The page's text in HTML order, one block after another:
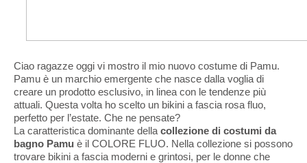
Ciao ragazze oggi vi mostro il mio nuovo costume di Pamu.
Pamu è un marchio emergente che nasce dalla voglia di
creare un prodotto esclusivo, in linea con le tendenze più
attuali. Questa volta ho scelto un bikini a fascia rosa fluo,
perfetto per l’estate. Che ne pensate?
La caratteristica dominante della collezione di costumi da
bagno Pamu è il COLORE FLUO. Nella collezione si possono
trovare bikini a fascia moderni e grintosi, per le donne che